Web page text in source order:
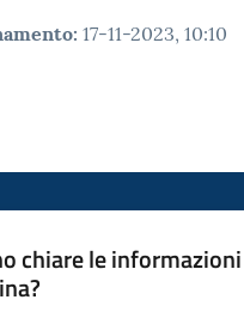
: 17-11-2023, 10:10
chiare le